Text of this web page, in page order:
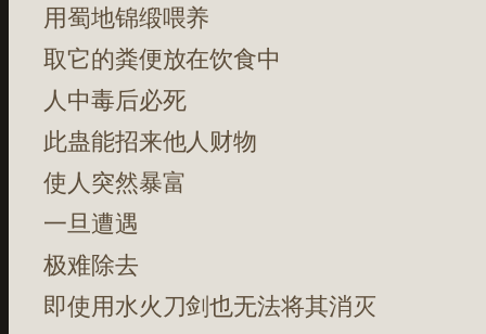
用蜀地锦缎喂养
取它的粪便放在饮食中
人中毒后必死
此蛊能招来他人财物
使人突然暴富
一旦遭遇
极难除去
即使用水火刀剑也无法将其消灭